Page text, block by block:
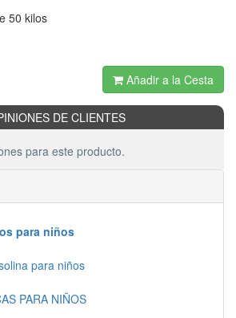
50 kilos
Añadir a la Cesta
DE CLIENTES
para este producto.
para niños
para niños
PARA NIÑOS